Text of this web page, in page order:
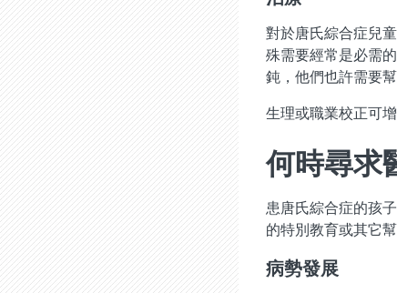
對於唐氏綜合症兒
殊需要經常是必需
鈍，他們也許需要
生理或職業校正可
何時尋求
患唐氏綜合症的孩
的特別教育或其它幫
病勢發展